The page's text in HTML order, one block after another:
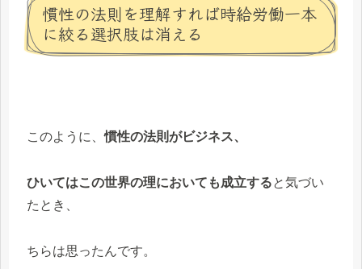
慣性の法則を理解すれば時給労働一本
に絞る選択肢は消える
このように、慣性の法則がビジネス、
ひいてはこの世界の理においても成立すると気づい
たとき、
ちらは思ったんです。